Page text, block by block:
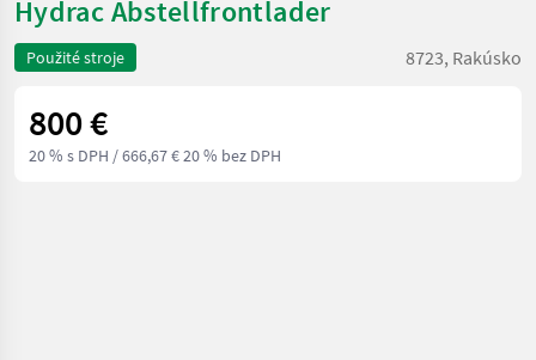
Hydrac Abstellfrontlader
Použité stroje 8723, Rakúsko
800 €
20 % s DPH / 666,67 € 20 % bez DPH